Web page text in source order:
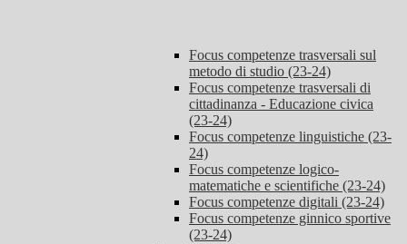
Focus competenze trasversali sul
metodo di studio (23-24)
Focus competenze trasversali di
cittadinanza - Educazione civica
(23-24)
Focus competenze linguistiche (23-
24)
Focus competenze logico-
matematiche e scientifiche (23-24)
Focus competenze digitali (23-24)
Focus competenze ginnico sportive
(23-24)